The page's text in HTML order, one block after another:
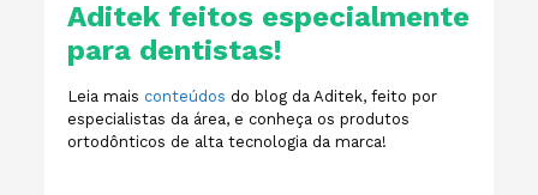
Aditek feitos especialmente
para dentistas!
Leia mais conteúdos do blog da Aditek, feito por
especialistas da área, e conheça os produtos
ortodônticos de alta tecnologia da marca!